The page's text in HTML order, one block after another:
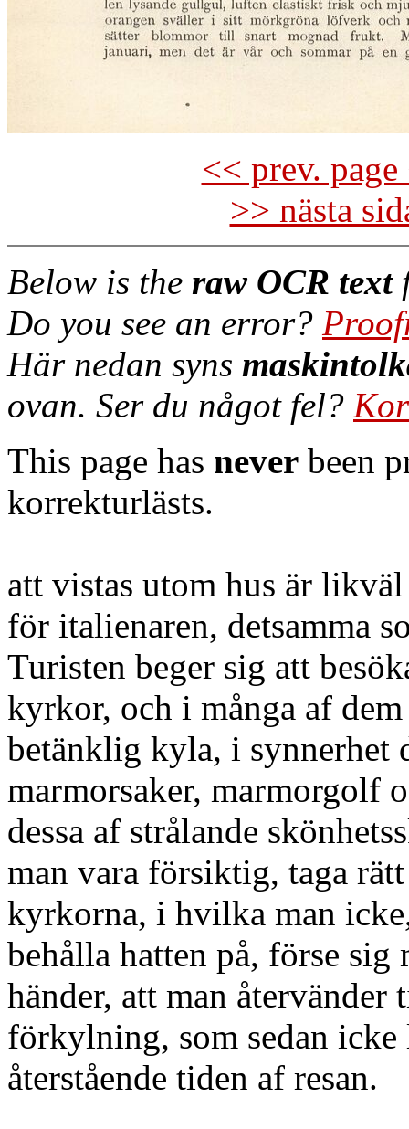
<< prev.
>> nästa
Below is the raw OCR text
Do you see an error?
Här nedan syns
ovan. Ser du något fel?
This page has never been
korrekturlästs.
att vistas utom hus är
för italienaren, detsamma
Turisten beger sig att
kyrkor, och i många af
betänklig kyla, i synnerhet
marmorsaker, marmorgolf
dessa af strålande
man vara försiktig, taga
kyrkorna, i hvilka man
behålla hatten på, förse sig
händer, att man
förkylning, som sedan icke
återstående tiden af resan.